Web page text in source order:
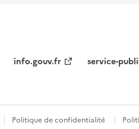
info.gouv.fr service-
Politique de confidentialité